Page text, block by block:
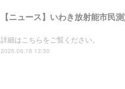
詳細はこちらをご覧ください。
2026.06.18 13:30